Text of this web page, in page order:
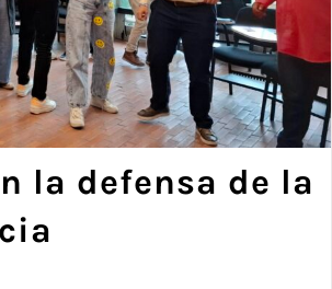
la defensa de la